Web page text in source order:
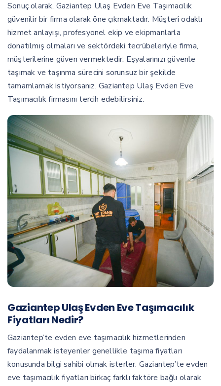
Sonuç olarak, Gaziantep Ulaş Evden Eve Taşımacılık
güvenilir bir firma olarak öne çıkmaktadır. Müşteri odaklı
hizmet anlayışı, profesyonel ekip ve ekipmanlarla
donatılmış olmaları ve sektördeki tecrübeleriyle firma,
müşterilerine güven vermektedir. Eşyalarınızı güvenle
taşımak ve taşınma sürecini sorunsuz bir şekilde
tamamlamak istiyorsanız, Gaziantep Ulaş Evden Eve
Taşımacılık firmasını tercih edebilirsiniz.
Gaziantep Ulaş Evden Eve Taşımacılık
Fiyatları Nedir?
Gaziantep’te evden eve taşımacılık hizmetlerinden
faydalanmak isteyenler genellikle taşıma fiyatları
konusunda bilgi sahibi olmak isterler. Gaziantep’te evden
eve taşımacılık fiyatları birkaç farklı faktöre bağlı olarak